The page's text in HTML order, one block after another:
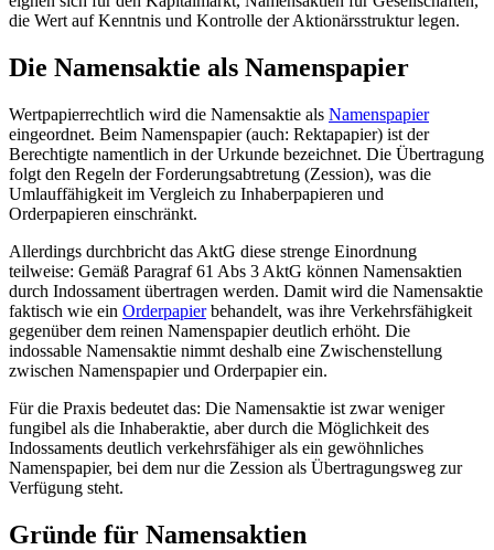
die Wert auf Kenntnis und Kontrolle der Aktionärsstruktur legen.
Die Namensaktie als Namenspapier
Wertpapierrechtlich wird die Namensaktie als Namenspapier
eingeordnet. Beim Namenspapier (auch: Rektapapier) ist der
Berechtigte namentlich in der Urkunde bezeichnet. Die Übertragung
folgt den Regeln der Forderungsabtretung (Zession), was die
Umlauffähigkeit im Vergleich zu Inhaberpapieren und
Orderpapieren einschränkt.
Allerdings durchbricht das AktG diese strenge Einordnung
teilweise: Gemäß Paragraf 61 Abs 3 AktG können Namensaktien
durch Indossament übertragen werden. Damit wird die Namensaktie
faktisch wie ein Orderpapierbehandelt, was ihre Verkehrsfähigkeit
gegenüber dem reinen Namenspapier deutlich erhöht. Die
indossable Namensaktie nimmt deshalb eine Zwischenstellung
zwischen Namenspapier und Orderpapier ein.
Für die Praxis bedeutet das: Die Namensaktie ist zwar weniger
fungibel als die Inhaberaktie, aber durch die Möglichkeit des
Indossaments deutlich verkehrsfähiger als ein gewöhnliches
Namenspapier, bei dem nur die Zession als Übertragungsweg zur
Verfügung steht.
Gründe für Namensaktien